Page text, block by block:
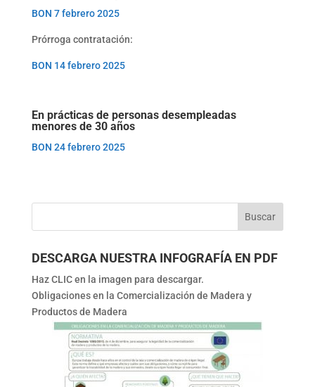
BON 7 febrero 2025
Prórroga contratación:
BON 14 febrero 2025
En prácticas de personas desempleadas
menores de 30 años
BON 24 febrero 2025
DESCARGA NUESTRA INFOGRAFÍA EN PDF
Haz CLIC en la imagen para descargar.
Obligaciones en la Comercialización de Madera y
Productos de Madera